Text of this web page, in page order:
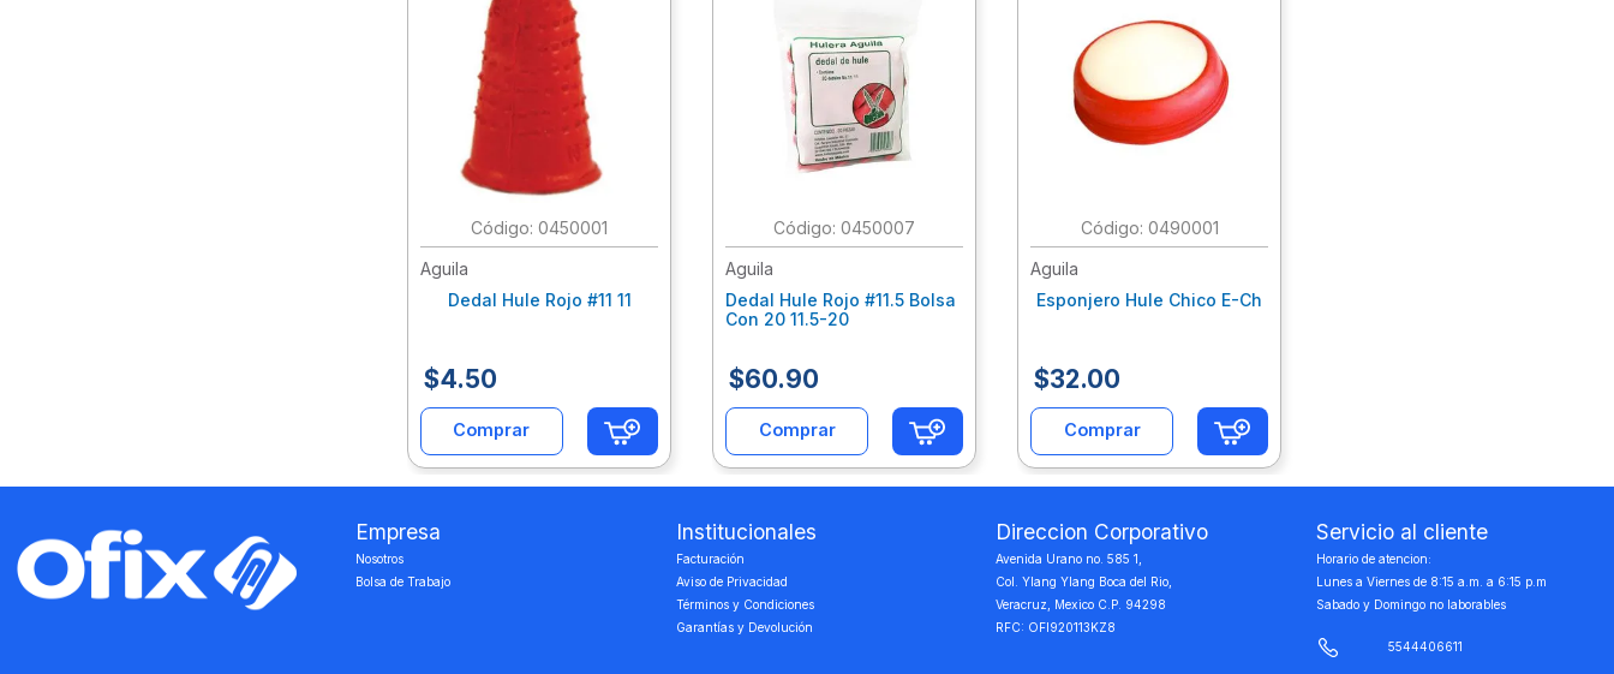
:0450001
Aguila
Dedal Hule Rojo #11 11
$4.50
Comprar
:0450007
Aguila
Dedal Hule Rojo #11.5 Bolsa
Con 20 11.5-20
$60.90
Comprar
: 0490001
Aguila
Esponjero Hule Chico E-Ch
$32.00
Comprar
Empresa
Nosotros
Bolsa de Trabajo
Institucionales
Facturación
Aviso de Privacidad
Términos y Condiciones
Garantías y Devolución
Direccion Corporativo
Avenida Urano no. 585 1,
Col. Ylang Ylang Boca del Rio,
Veracruz, Mexico C.P. 94298
RFC: OFI920113KZ8
Servicio al cliente
Horario de atencion:
Lunes a Viernes de 8:15 a.m. a 6:15 p.m
Sabado y Domingo no laborables
5544406611